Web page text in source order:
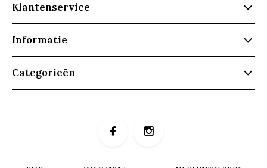
Klantenservice
Informatie
Categorieën